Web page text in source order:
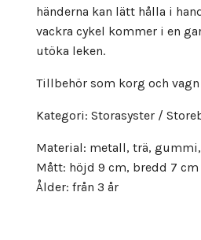
händerna kan lätt hålla i
vackra cykel kommer i en
utöka leken.
Tillbehör som korg och
Kategori: Storasyster /
Material: metall, trä,
Mått: höjd 9 cm, bredd 7 cm
Ålder: från 3 år